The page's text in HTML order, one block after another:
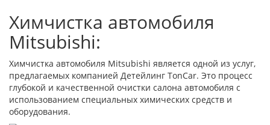
Химчистка автомобиля
Mitsubishi:
Химчистка автомобиля Mitsubishi является одной из услуг,
предлагаемых компанией Детейлинг TonCar. Это процесс
глубокой и качественной очистки салона автомобиля с
использованием специальных химических средств и
оборудования.